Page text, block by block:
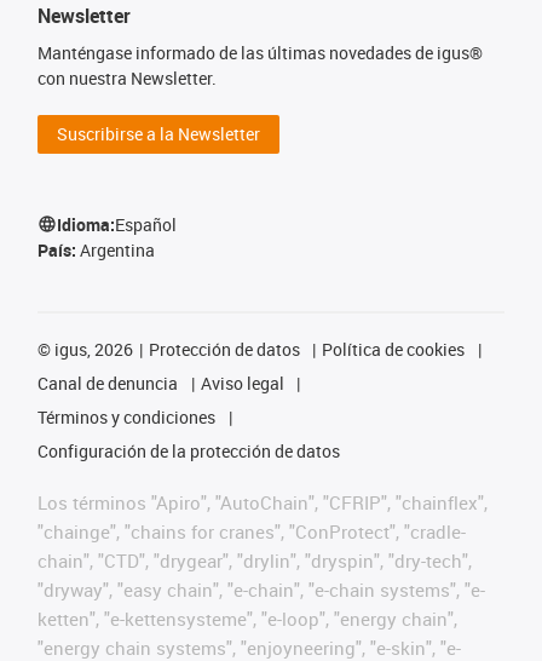
Newsletter
Manténgase informado de las últimas novedades de igus®
con nuestra Newsletter.
Suscribirse a la Newsletter
Idioma:Español
País: Argentina
© igus, 2026 Protección de datos
Política de cookies
Canal de denuncia
Aviso legal
Términos y condiciones
Configuración de la protección de datos
Los términos "Apiro", "AutoChain", "CFRIP", "chainflex",
"chainge", "chains for cranes", "ConProtect", "cradle-
chain", "CTD", "drygear", "drylin", "dryspin", "dry-tech",
"dryway", "easy chain", "e-chain", "e-chain systems", "e-
ketten", "e-kettensysteme", "e-loop", "energy chain",
"energy chain systems", "enjoyneering", "e-skin", "e-